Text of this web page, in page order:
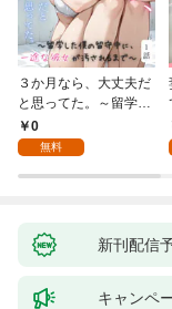
３か月なら、大丈夫だ
と思ってた。～留学し
た僕の留守中に、一途
な彼女が汚されるまで
0
無料
新刊配信
キャンペ